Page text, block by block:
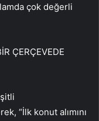
çok değerli
ÇERÇEVEDE
“İlk konut alımını